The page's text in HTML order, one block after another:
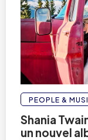
PEOPLE &
Shania
un nouvel